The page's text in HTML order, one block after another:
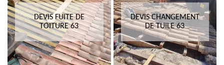
DEVIS FUITE DE
TOITURE 63
DEVIS CHANGEMENT
DE TUILE 63